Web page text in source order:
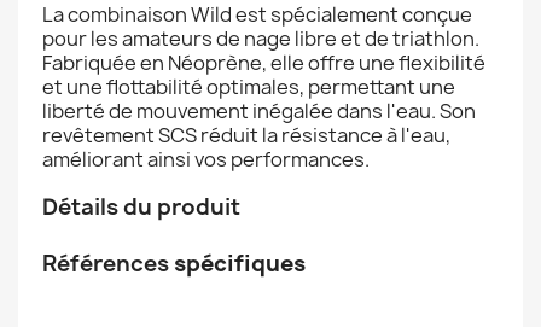
La combinaison Wild est spécialement conçue
pour les amateurs de nage libre et de triathlon.
Fabriquée en Néoprène, elle offre une flexibilité
et une flottabilité optimales, permettant une
liberté de mouvement inégalée dans l'eau. Son
revêtement SCS réduit la résistance à l'eau,
améliorant ainsi vos performances.
Détails du produit
Références spécifiques